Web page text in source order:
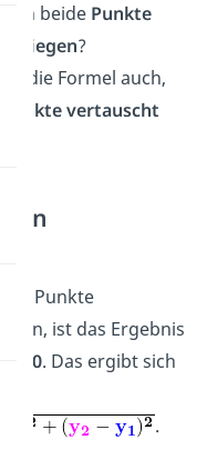
beide Punkte
?
die Formel auch,
Punkte vertauscht
Punkte
ist das Ergebnis
0. Das ergibt sich
.